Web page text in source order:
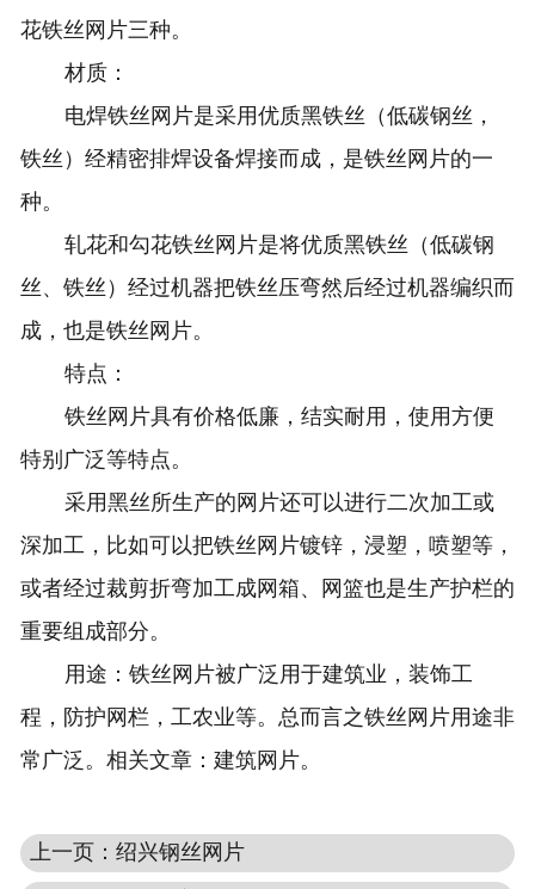
花铁丝网片三种。
材质：
电焊铁丝网片是采用优质黑铁丝（低碳钢丝，
铁丝）经精密排焊设备焊接而成，是铁丝网片的一
种。
轧花和勾花铁丝网片是将优质黑铁丝（低碳钢
丝、铁丝）经过机器把铁丝压弯然后经过机器编织而
成，也是铁丝网片。
特点：
铁丝网片具有价格低廉，结实耐用，使用方便
特别广泛等特点。
采用黑丝所生产的网片还可以进行二次加工或
深加工，比如可以把铁丝网片镀锌，浸塑，喷塑等，
或者经过裁剪折弯加工成网箱、网篮也是生产护栏的
重要组成部分。
用途：铁丝网片被广泛用于建筑业，装饰工
程，防护网栏，工农业等。总而言之铁丝网片用途非
常广泛。相关文章： 建筑网片。
上一页：绍兴钢丝网片